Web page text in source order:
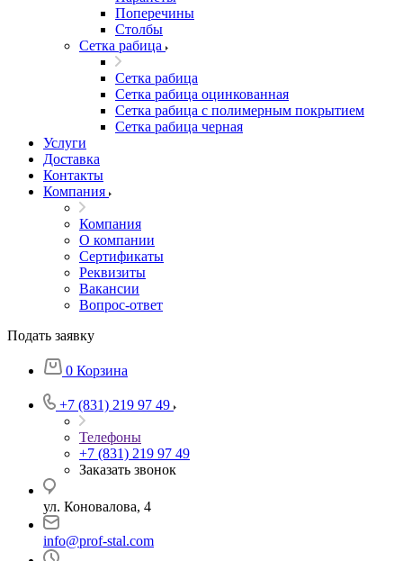
Поперечины
Столбы
Сетка рабица
Сетка рабица
Сетка рабица оцинкованная
Сетка рабица с полимерным покрытием
Сетка рабица черная
Услуги
Доставка
Контакты
Компания
Компания
О компании
Сертификаты
Реквизиты
Вакансии
Вопрос-ответ
Подать заявку
0 Корзина
+7 (831) 219 97 49
Телефоны
+7 (831) 219 97 49
Заказать звонок
ул. Коновалова, 4
info@prof-stal.com